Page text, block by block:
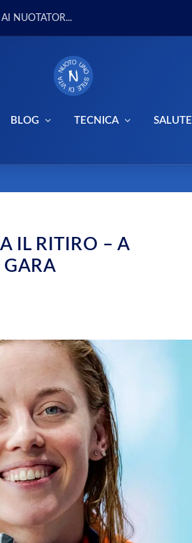
NUOTATOR...
BLOG TECNICA SALUTE
IL RITIRO – A
GARA